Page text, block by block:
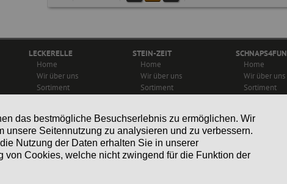
LECKERELLE
Navigation
überspringen
Home
Wir über uns
Sortiment
Kontakt
STEIN-ZEIT
Navigation
überspringen
Home
Wir über uns
Sortiment
Kontakt
SCHNAPS4FUN
Navigation
überspringen
Home
Wir über uns
Sortiment
Kontakt
das bestmögliche Besuchserlebnis zu ermöglichen. Wir
Seitennutzung zu analysieren und zu verbessern.
Nutzung der Daten erhalten Sie in unserer
von Cookies, welche nicht zwingend für die Funktion der